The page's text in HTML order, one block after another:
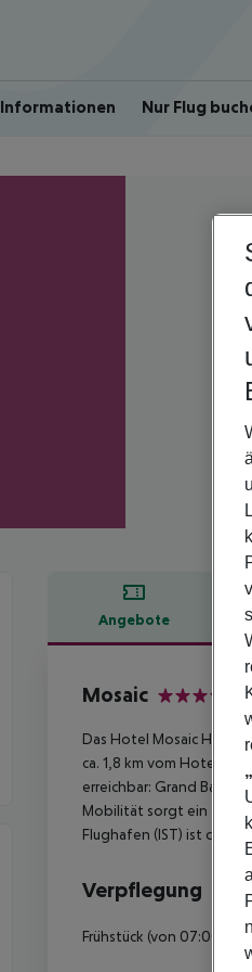
Informationen Nur Flug
Angebote
Mosaic
Das Hotel Mosaic Hotel
ca. 1,8 km vom Hotel.
erreichbar: Grand Bazaar
Mobilität sorgt ein
Flughafen (IST) ist ca.
Verpflegung
Frühstück (von 07:00 -